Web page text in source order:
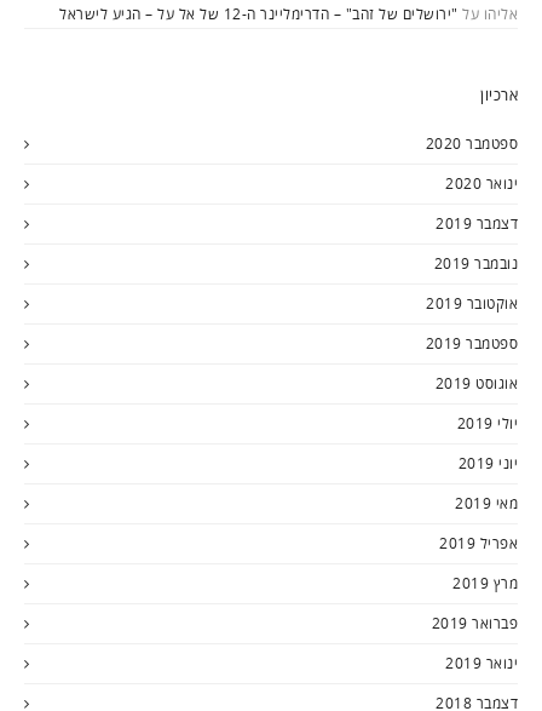
אליהו על "ירושלים של זהב" – הדרימליינר ה-12 של אל על – הגיע לישראל
ארכיון
ספטמבר 2020
ינואר 2020
דצמבר 2019
נובמבר 2019
אוקטובר 2019
ספטמבר 2019
אוגוסט 2019
יולי 2019
יוני 2019
מאי 2019
אפריל 2019
מרץ 2019
פברואר 2019
ינואר 2019
דצמבר 2018